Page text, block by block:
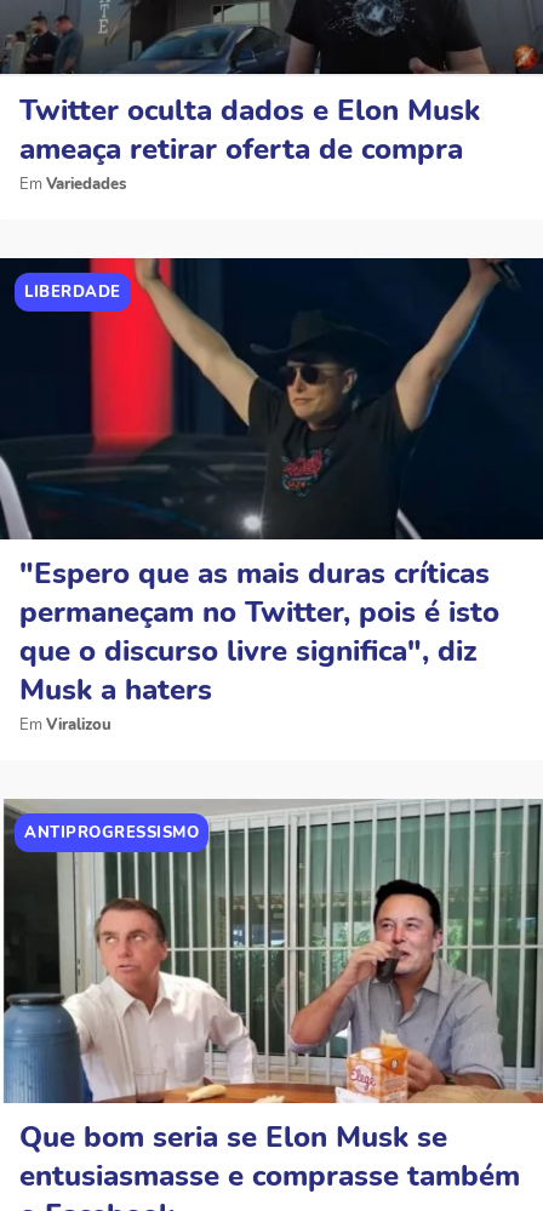
Twitter oculta dados e Elon Musk
ameaça retirar oferta de compra
Variedades
LIBERDADE
"Espero que as mais duras críticas
permaneçam no Twitter, pois é isto
que o discurso livre significa", diz
Musk a haters
Viralizou
ANTIPROGRESSISMO
Que bom seria se Elon Musk se
entusiasmasse e comprasse também